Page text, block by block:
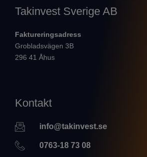
Takinvest Sverige AB
Faktureringsadress
Grobladsvägen 3B
296 41 Åhus
Kontakt
info@takinvest.se
0763-18 73 08